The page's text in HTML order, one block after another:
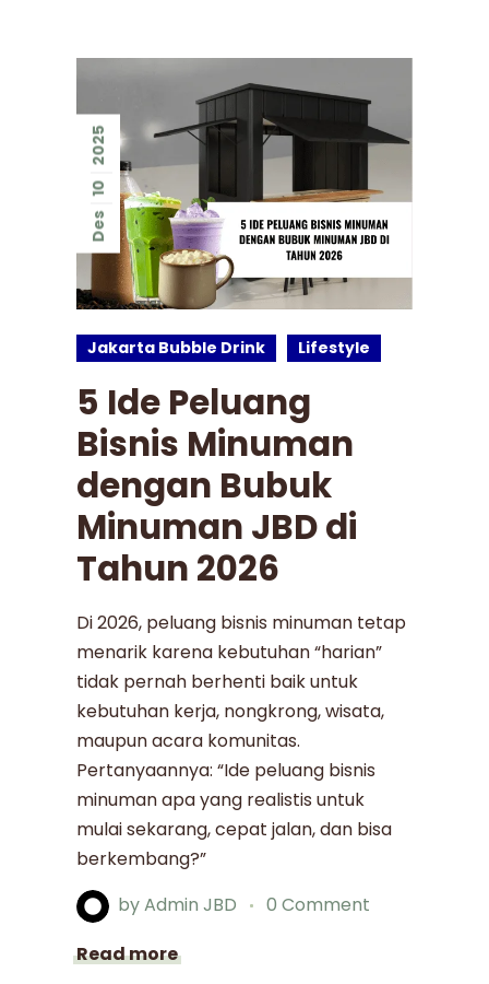
Des
10
2025
Jakarta Bubble Drink Lifestyle
5 Ide Peluang
Bisnis Minuman
dengan Bubuk
Minuman JBD di
Tahun 2026
Di 2026, peluang bisnis minuman tetap
menarik karena kebutuhan “harian”
tidak pernah berhenti baik untuk
kebutuhan kerja, nongkrong, wisata,
maupun acara komunitas.
Pertanyaannya: “Ide peluang bisnis
minuman apa yang realistis untuk
mulai sekarang, cepat jalan, dan bisa
berkembang?”
byAdmin JBD
0 Comment
Read more